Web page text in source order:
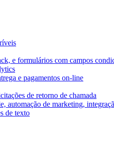
e formulários com campos
e pagamentos on-line
de retorno de chamada
automação de marketing,
de texto